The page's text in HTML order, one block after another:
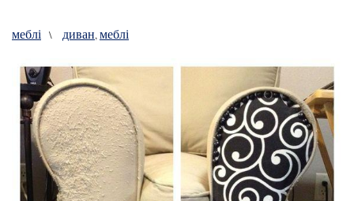
меблі \ диван,меблі